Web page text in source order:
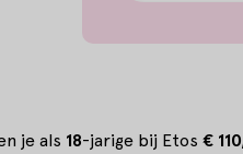
je als 18-jarige bij Etos €